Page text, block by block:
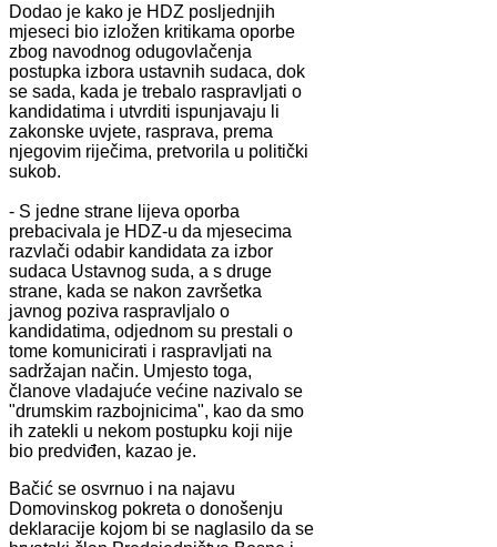
Dodao je kako je HDZ posljednjih
mjeseci bio izložen kritikama oporbe
zbog navodnog odugovlačenja
postupka izbora ustavnih sudaca, dok
se sada, kada je trebalo raspravljati o
kandidatima i utvrditi ispunjavaju li
zakonske uvjete, rasprava, prema
njegovim riječima, pretvorila u politički
sukob.
- S jedne strane lijeva oporba
prebacivala je HDZ-u da mjesecima
razvlači odabir kandidata za izbor
sudaca Ustavnog suda, a s druge
strane, kada se nakon završetka
javnog poziva raspravljalo o
kandidatima, odjednom su prestali o
tome komunicirati i raspravljati na
sadržajan način. Umjesto toga,
članove vladajuće većine nazivalo se
"drumskim razbojnicima", kao da smo
ih zatekli u nekom postupku koji nije
bio predviđen, kazao je.
Bačić se osvrnuo i na najavu
Domovinskog pokreta o donošenju
deklaracije kojom bi se naglasilo da se